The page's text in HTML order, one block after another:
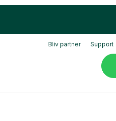
Bliv partner Support